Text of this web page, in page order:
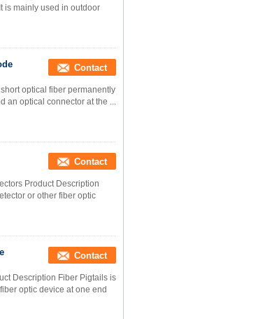
is mainly used in outdoor
Contact
optical fiber permanently
an optical connector at the ...
Contact
Product Description
or other fiber optic
Contact
Description Fiber Pigtails is
optic device at one end